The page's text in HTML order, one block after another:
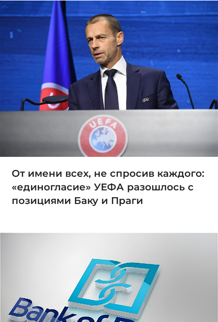
От имени всех, не спросив каждого:
«единогласие» УЕФА разошлось с
позициями Баку и Праги